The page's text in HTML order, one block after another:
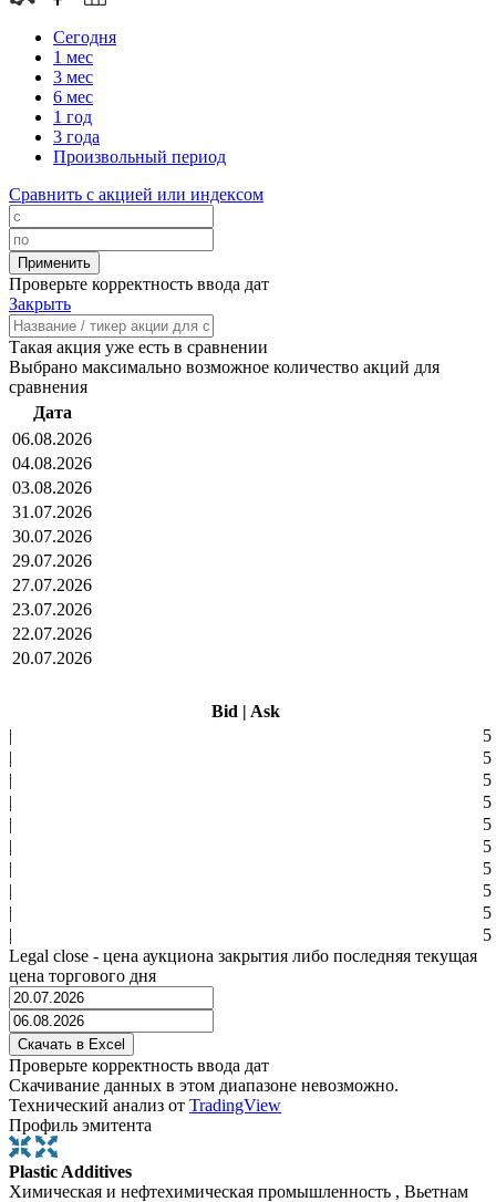
Сегодня
1 мес
3 мес
6 мес
1 год
3 года
Произвольный период
Сравнить с акцией или индексом
Проверьте корректность ввода дат
Закрыть
Такая акция уже есть в сравнении
Выбрано максимально возможное количество акций для
сравнения
Дата
06.08.2026
04.08.2026
03.08.2026
31.07.2026
30.07.2026
29.07.2026
27.07.2026
23.07.2026
22.07.2026
20.07.2026
Bid | Ask
|
5
|
5
|
5
|
5
|
5
|
5
|
5
|
5
|
5
|
5
Legal close - цена аукциона закрытия либо последняя текущая
цена торгового дня
Проверьте корректность ввода дат
Скачивание данных в этом диапазоне невозможно.
Технический анализ от TradingView
Профиль эмитента
Plastic Additives
Химическая и нефтехимическая промышленность , Вьетнам